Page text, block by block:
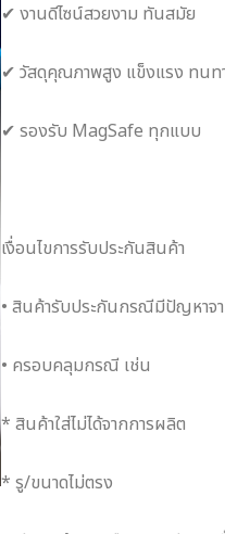
✔ งานดีไซน์สวยงาม ทันสมัย
✔ วัสดุคุณภาพสูง แข็งแรง ทนท
✔ รองรับ MagSafe ทุกแบบ
เงื่อนไขการรับประกันสินค้า
• สินค้ารับประกันกรณีมีปัญหาจ
• ครอบคลุมกรณี เช่น
* สินค้าใส่ไม่ได้จากการผลิต
* รู/ขนาดไม่ตรง